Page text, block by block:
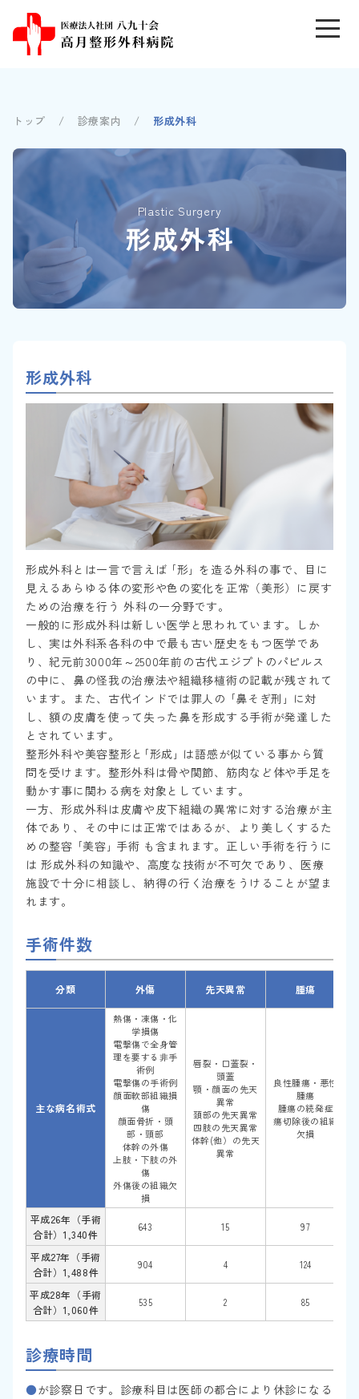
トップ 診療案内 形成外科
Plastic Surgery
形成外科
形成外科
形成外科とは一言で言えば ｢形｣ を造る外科の事で、目に
見えるあらゆる体の変形や色の変化を正常（美形）に戻す
ための治療を行う 外科の一分野です。
一般的に形成外科は新しい医学と思われています。しか
し、実は外科系各科の中で最も古い歴史をもつ医学であ
り、紀元前3000年～2500年前の古代エジプトのパピルス
の中に、鼻の怪我の治療法や組織移植術の記載が残されて
います。また、古代インドでは罪人の ｢鼻そぎ刑｣ に対
し、額の皮膚を使って失った鼻を形成する手術が発達した
とされています。
整形外科や美容整形と｢形成｣ は語感が似ている事から質
問を受けます。整形外科は骨や関節、筋肉など体や手足を
動かす事に関わる病を対象としています。
一方、形成外科は皮膚や皮下組織の異常に対する治療が主
体であり、その中には正常ではあるが、より美しくするた
めの整容 ｢美容｣ 手術 も含まれます。正しい手術を行うに
は 形成外科の知識や、高度な技術が不可欠であり、医療
施設で十分に相談し、納得の行く治療をうけることが望ま
れます。
手術件数
分類 外傷 先天異常 腫瘍
主な病名術式
熱傷・凍傷・化
学損傷
電撃傷で全身管
理を要する非手
術例
電撃傷の手術例
顔面軟部組織損
傷
顔面骨折・頭
部・頸部
体幹の外傷
上肢・下肢の外
傷
外傷後の組織欠
損
唇裂・口蓋裂・
頭蓋
顎・顔面の先天
異常
頚部の先天異常
四肢の先天異常
体幹(他）の先天
異常
良性腫瘍・悪性
腫瘍
腫瘍の続発症
瘍切除後の組織
欠損
平成26年（手術
合計）1,340件
643 15 97
平成27年（手術
合計）1,488件
904 4 124
平成28年（手術
合計）1,060件
535 2 85
診療時間
●が診察日です。診療科目は医師の都合により休診になる